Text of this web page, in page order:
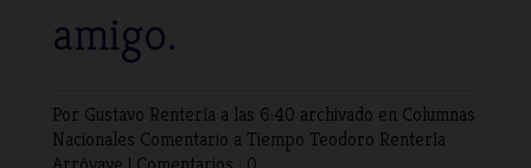
amigo.
Por Gustavo Rentería a las 6:40 archivado en Columnas
Nacionales Comentario a Tiempo Teodoro Rentería